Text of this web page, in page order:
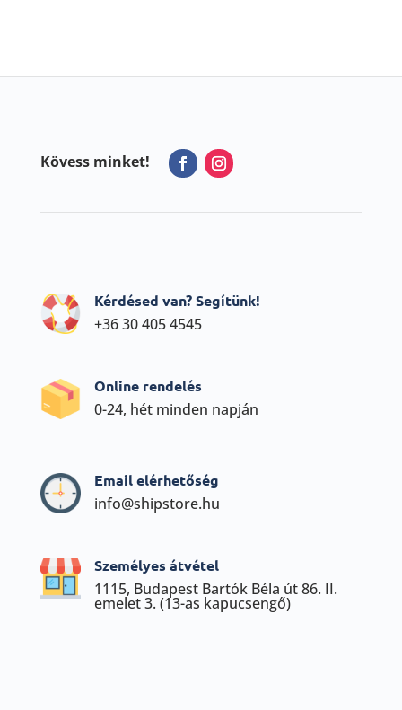
Kövess minket!
Kérdésed van? Segítünk!
+36 30 405 4545
Online rendelés
0-24, hét minden napján
Email elérhetőség
info@shipstore.hu
Személyes átvétel
1115, Budapest Bartók Béla út 86. II.
emelet 3. (13-as kapucsengő)